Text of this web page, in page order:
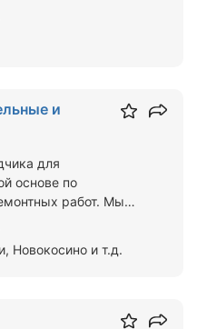
и
для
основе по
работ. Мы
и т.д.